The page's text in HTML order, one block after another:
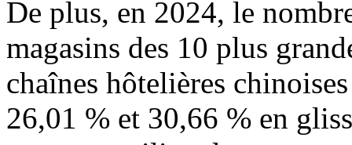
De plus, en 2024, le
magasins des 10 plus
chaînes hôtelières
26,01 % et 30,66 % en